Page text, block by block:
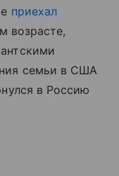
приехал
возрасте,
семьи в США
в Россию